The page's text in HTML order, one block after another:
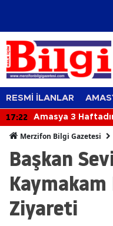
RESMİ İLANLAR
17:22 Amasya 3
Merzifon Bilgi Gazetesi
Başkan
Ziyareti